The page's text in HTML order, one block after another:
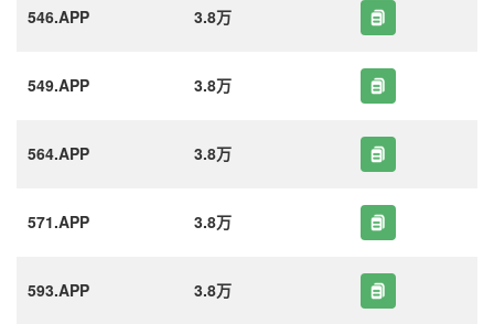
546.APP 3.8万
549.APP 3.8万
564.APP 3.8万
571.APP 3.8万
593.APP 3.8万